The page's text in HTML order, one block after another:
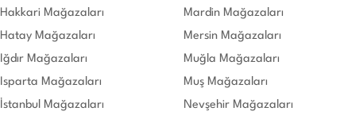
Hakkari Mağazaları
Hatay Mağazaları
Iğdır Mağazaları
Isparta Mağazaları
İstanbul Mağazaları
Mardin Mağazaları
Mersin Mağazaları
Muğla Mağazaları
Muş Mağazaları
Nevşehir Mağazaları